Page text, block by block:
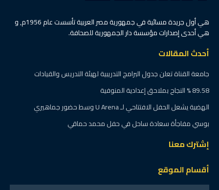
هي أول جريدة مسائية في جمهورية مصر العربية تأسست عام 1956م, و
هي أحدى إصدارات مؤسسة دار الجمهورية للصحافة.
أحدث المقالات
جامعة القناة تعلن جدول البرامج التدريبية لهيئة التدريس والقيادات
89.58 % النجاح بملاحق إعدادية المنوفية
الهضبة يشعل الحفل الافتتاحي لـ U Arena وسط حضور جماهيري
بوسي مفاجأة سعادة ساحل في حفل محمد حماقي
إشترك معنا
أقسام الموقع